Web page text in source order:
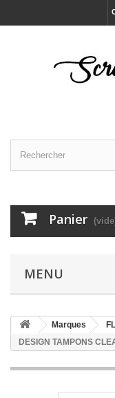
Panier
MENU
Marques
DESIGN TAMPONS